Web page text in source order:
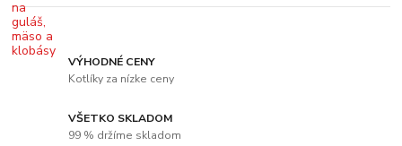
VÝHODNÉ CENY
Kotlíky za nízke ceny
VŠETKO SKLADOM
99 % držíme skladom